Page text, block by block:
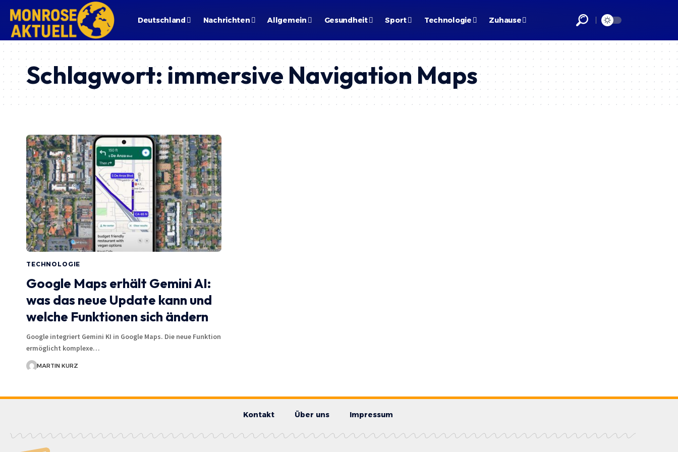
Deutschland Nachrichten Allgemein Gesundheit Sport Technologie Zuhause
Schlagwort:immersive Navigation Maps
TECHNOLOGIE
Google Maps erhält Gemini AI:
was das neue Update kann und
welche Funktionen sich ändern
Google integriert Gemini KI in Google Maps. Die neue Funktion
ermöglicht komplexe…
MARTIN KURZ
Kontakt Über uns Impressum